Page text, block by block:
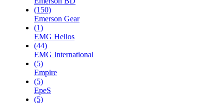
(150)
Emerson Gear
(1)
EMG Helios
(44)
EMG International
(5)
Empire
(5)
EpeS
(5)